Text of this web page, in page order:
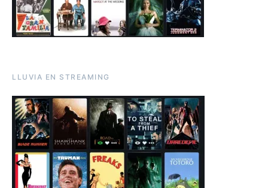
LLUVIA EN STREAMING